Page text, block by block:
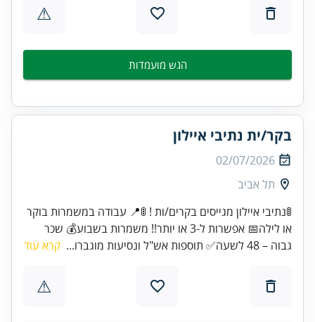
⚠
הגש מועמדות
בקר/ית נתיבי איילון
02/07/2026
תל אביב
🚦נתיבי איילון מגייסים בקרים/ות ! 🚦📍 עבודה במשמרות בוקר
או לילה📅 אפשרות ל-3 או יותר!! משמרות בשבוע💰 שכר
גבוה – 48 לשעה✅ תוספות אש"ל ונסיעות מוגברו...
קרא עוד
⚠